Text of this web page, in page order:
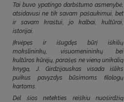
Tai buvo ypatingo darbštumo asmenybė,
atsidavusi ne tik savam pašaukimui, bet
ir savam kraštui, jo kalbai, kultūrai,
istorijai.
Įkvėpęs ir išugdęs būrį iškilių
mokslininkų, visuomenininkų bei
kultūros kūrėjų, parašęs ne vieną unikalią
knygą, J. Girdzijauskas visada išliks
puikus pavyzdys būsimoms filologų
kartoms.
Dėl šios netekties reiškiu nuoširdžią